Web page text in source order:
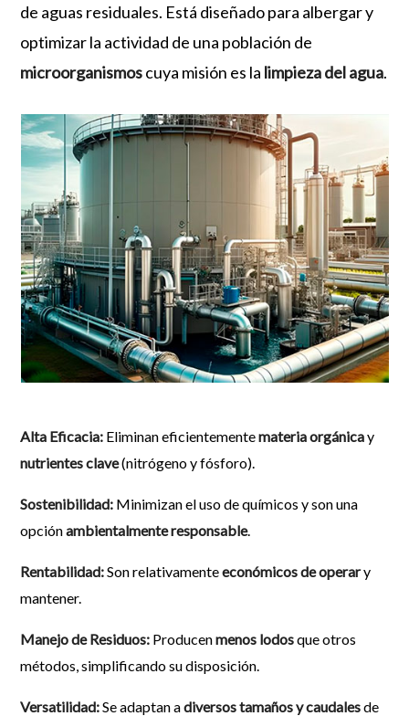
de aguas residuales. Está diseñado para albergar y
optimizar la actividad de una población de
microorganismoscuya misión es la limpieza del agua.
Alta Eficacia: Eliminan eficientementemateria orgánicay
nutrientes clave(nitrógeno y fósforo).
Sostenibilidad: Minimizan el uso de químicos y son una
opciónambientalmente responsable.
Rentabilidad:Son relativamenteeconómicos de operary
mantener.
Manejo de Residuos: Producenmenos lodosque otros
métodos, simplificando su disposición.
Versatilidad:Se adaptan adiversos tamaños y caudalesde